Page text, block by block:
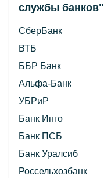
службы банков"
СберБанк
ВТБ
ББР Банк
Альфа-Банк
УБРиР
Банк Инго
Банк ПСБ
Банк Уралсиб
Россельхозбанк